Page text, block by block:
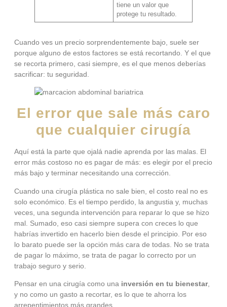
tiene un valor que
protege tu resultado.
Cuando ves un precio sorprendentemente bajo, suele ser
porque alguno de estos factores se está recortando. Y el que
se recorta primero, casi siempre, es el que menos deberías
sacrificar: tu seguridad.
El error que sale más caro
que cualquier cirugía
Aquí está la parte que ojalá nadie aprenda por las malas. El
error más costoso no es pagar de más: es elegir por el precio
más bajo y terminar necesitando una corrección.
Cuando una cirugía plástica no sale bien, el costo real no es
solo económico. Es el tiempo perdido, la angustia y, muchas
veces, una segunda intervención para reparar lo que se hizo
mal. Sumado, eso casi siempre supera con creces lo que
habrías invertido en hacerlo bien desde el principio. Por eso
lo barato puede ser la opción más cara de todas. No se trata
de pagar lo máximo, se trata de pagar lo correcto por un
trabajo seguro y serio.
Pensar en una cirugía como una inversión en tu bienestar,
y no como un gasto a recortar, es lo que te ahorra los
arrepentimientos más grandes.